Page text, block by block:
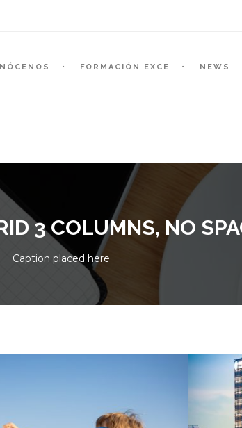
FORMACIÓN EXCE NEWS
3 COLUMNS, NO
Caption placed here